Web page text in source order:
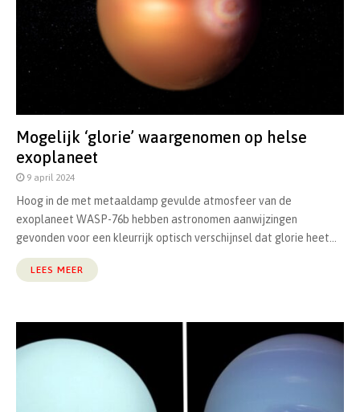
Mogelijk ‘glorie’ waargenomen op helse
exoplaneet
9 april 2024
Hoog in de met metaaldamp gevulde atmosfeer van de
exoplaneet WASP-76b hebben astronomen aanwijzingen
gevonden voor een kleurrijk optisch verschijnsel dat glorie heet...
LEES MEER